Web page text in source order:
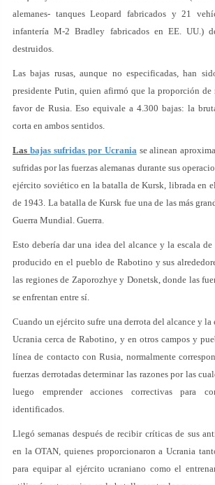
alemanes- tanques Leopard fabricados y 21
infantería M-2 Bradley fabricados en EE. UU.)
destruidos.
Las bajas rusas, aunque no especificadas, han
presidente Putin, quien afirmó que la proporción de
favor de Rusia. Eso equivale a 4.300 bajas: la
corta en ambos sentidos.
Las bajas sufridas por Ucraniase alinean
sufridas por las fuerzas alemanas durante sus
ejército soviético en la batalla de Kursk, librada en
de 1943. La batalla de Kursk fue una de las más
Guerra Mundial. Guerra.
Esto debería dar una idea del alcance y la escala
producido en el pueblo de Rabotino y sus
las regiones de Zaporozhye y Donetsk, donde las
se enfrentan entre sí.
Cuando un ejército sufre una derrota del alcance y la
Ucrania cerca de Rabotino, y en otros campos y
línea de contacto con Rusia, normalmente
fuerzas derrotadas determinar las razones por las
luego emprender acciones correctivas para
identificados.
Llegó semanas después de recibir críticas de sus
en la OTAN, quienes proporcionaron a Ucrania
para equipar al ejército ucraniano como el